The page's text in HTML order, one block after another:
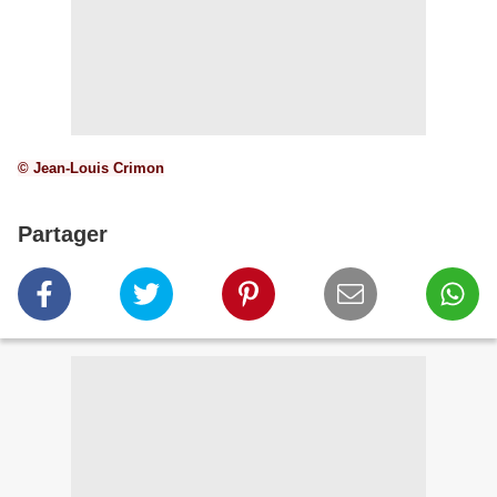
© Jean-Louis Crimon
Partager